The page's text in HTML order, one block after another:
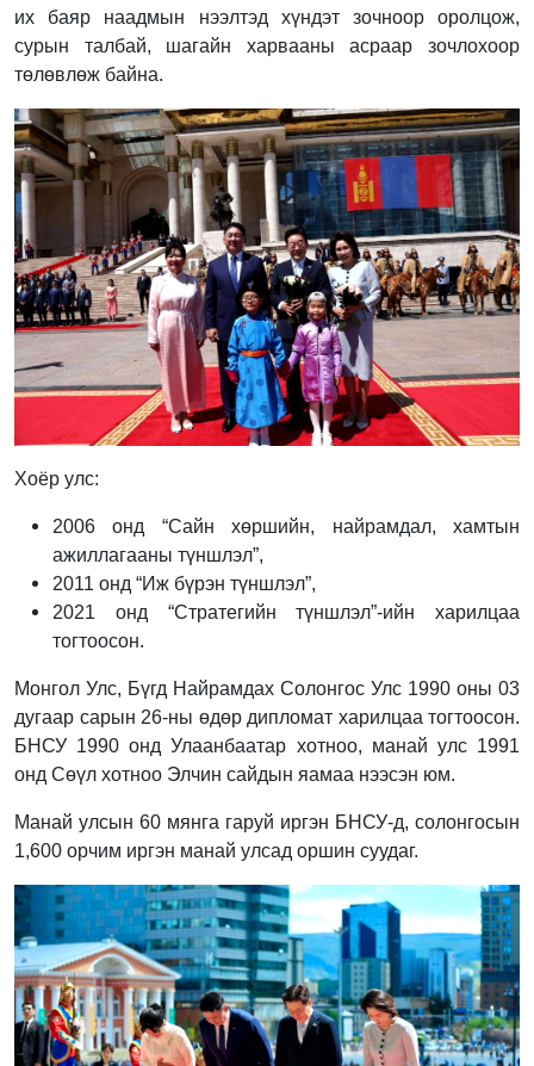
их баяр наадмын нээлтэд хүндэт зочноор оролцож,
сурын талбай, шагайн харвааны асраар зочлохоор
төлөвлөж байна.
Хоёр улс:
2006 онд “Сайн хөршийн, найрамдал, хамтын
ажиллагааны түншлэл”,
2011 онд “Иж бүрэн түншлэл”,
2021 онд “Стратегийн түншлэл”-ийн харилцаа
тогтоосон.
Монгол Улс, Бүгд Найрамдах Солонгос Улс 1990 оны 03
дугаар сарын 26-ны өдөр дипломат харилцаа тогтоосон.
БНСУ 1990 онд Улаанбаатар хотноо, манай улс 1991
онд Сөүл хотноо Элчин сайдын яамаа нээсэн юм.
Манай улсын 60 мянга гаруй иргэн БНСУ-д, солонгосын
1,600 орчим иргэн манай улсад оршин суудаг.